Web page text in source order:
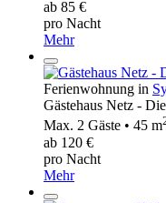
ab 85 €
pro Nacht
Mehr
Ferienwohnung in
Gästehaus Netz -
Max. 2 Gäste • 45 m
ab 120 €
pro Nacht
Mehr